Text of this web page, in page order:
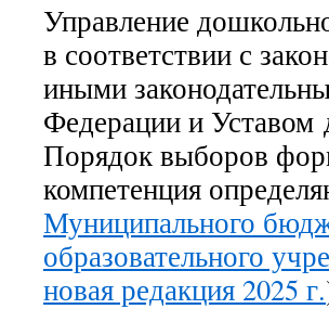
Управление
в соответствии с
иными
Федерации и Уставом
Порядок выборов
компетенция
Муниципального
образовательного
новая редакция 2025 г.